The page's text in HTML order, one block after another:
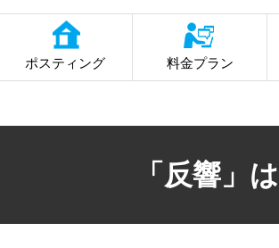
ポスティング 料金プラン
「反響」